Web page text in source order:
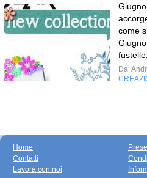
come
Da
Home
Contatti
Lavora con noi